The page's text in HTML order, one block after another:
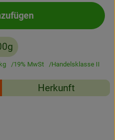
25 Euro
zum Warenkorb
19% MwSt Handelsklasse II
Herkunft